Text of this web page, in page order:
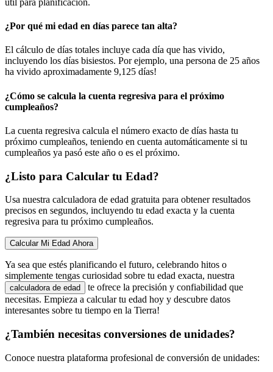
¿Por qué mi edad en días parece tan alta?
El cálculo de días totales incluye cada día que has vivido,
incluyendo los días bisiestos. Por ejemplo, una persona de 25 años
ha vivido aproximadamente 9,125 días!
¿Cómo se calcula la cuenta regresiva para el próximo
cumpleaños?
La cuenta regresiva calcula el número exacto de días hasta tu
próximo cumpleaños, teniendo en cuenta automáticamente si tu
cumpleaños ya pasó este año o es el próximo.
¿Listo para Calcular tu Edad?
Usa nuestra calculadora de edad gratuita para obtener resultados
precisos en segundos, incluyendo tu edad exacta y la cuenta
regresiva para tu próximo cumpleaños.
Calcular Mi Edad Ahora
Ya sea que estés planificando el futuro, celebrando hitos o
simplemente tengas curiosidad sobre tu edad exacta, nuestra
calculadora de edad
te ofrece la precisión y confiabilidad que
necesitas. Empieza a calcular tu edad hoy y descubre datos
interesantes sobre tu tiempo en la Tierra!
¿También necesitas conversiones de unidades?
Conoce nuestra plataforma profesional de conversión de unidades: